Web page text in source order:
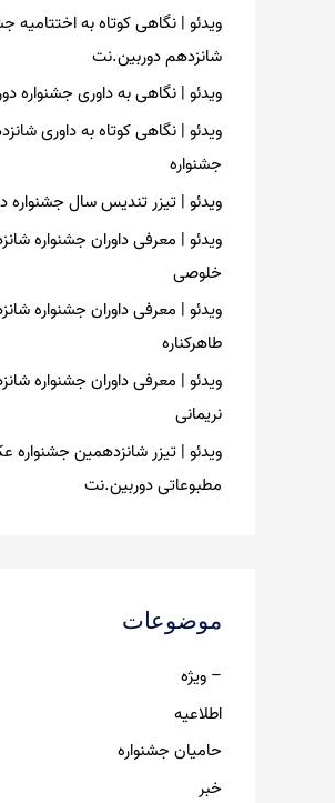
ویدئو | نگاهی کوتاه به اختتامیه
شانزدهم دوربین.نت
ویدئو | نگاهی به داوری جشنواره
ویدئو | نگاهی کوتاه به داوری
جشنواره
ویدئو | تیزر تندیس سال جشنواره
ویدئو | معرفی داوران جشنواره
خلوصی
ویدئو | معرفی داوران جشنواره
طاهرکناره
ویدئو | معرفی داوران جشنواره
نریمانی
ویدئو | تیزر شانزدهمین
مطبوعاتی دوربین.نت
موضوعات
– ویژه
اطلاعیه
حامیان جشنواره
خبر